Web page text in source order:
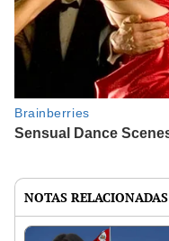
NOTAS RELACIONADAS